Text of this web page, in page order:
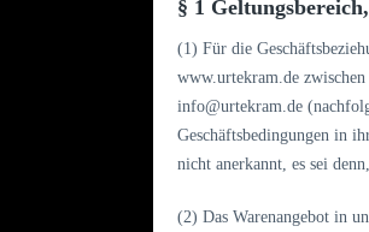
§ 1
(1) Für die
www.urtekram.de
info@urtekram.de
Geschäftsbedingungen in
nicht anerkannt, es sei
(2) Das Warenangebot in